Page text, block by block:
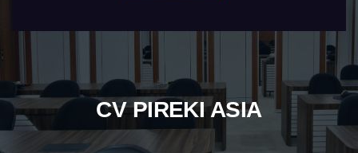
CV PIREKI ASIA